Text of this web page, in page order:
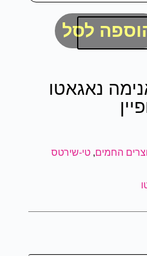
לסל
נאגאטו
החמים, טי-שירטס